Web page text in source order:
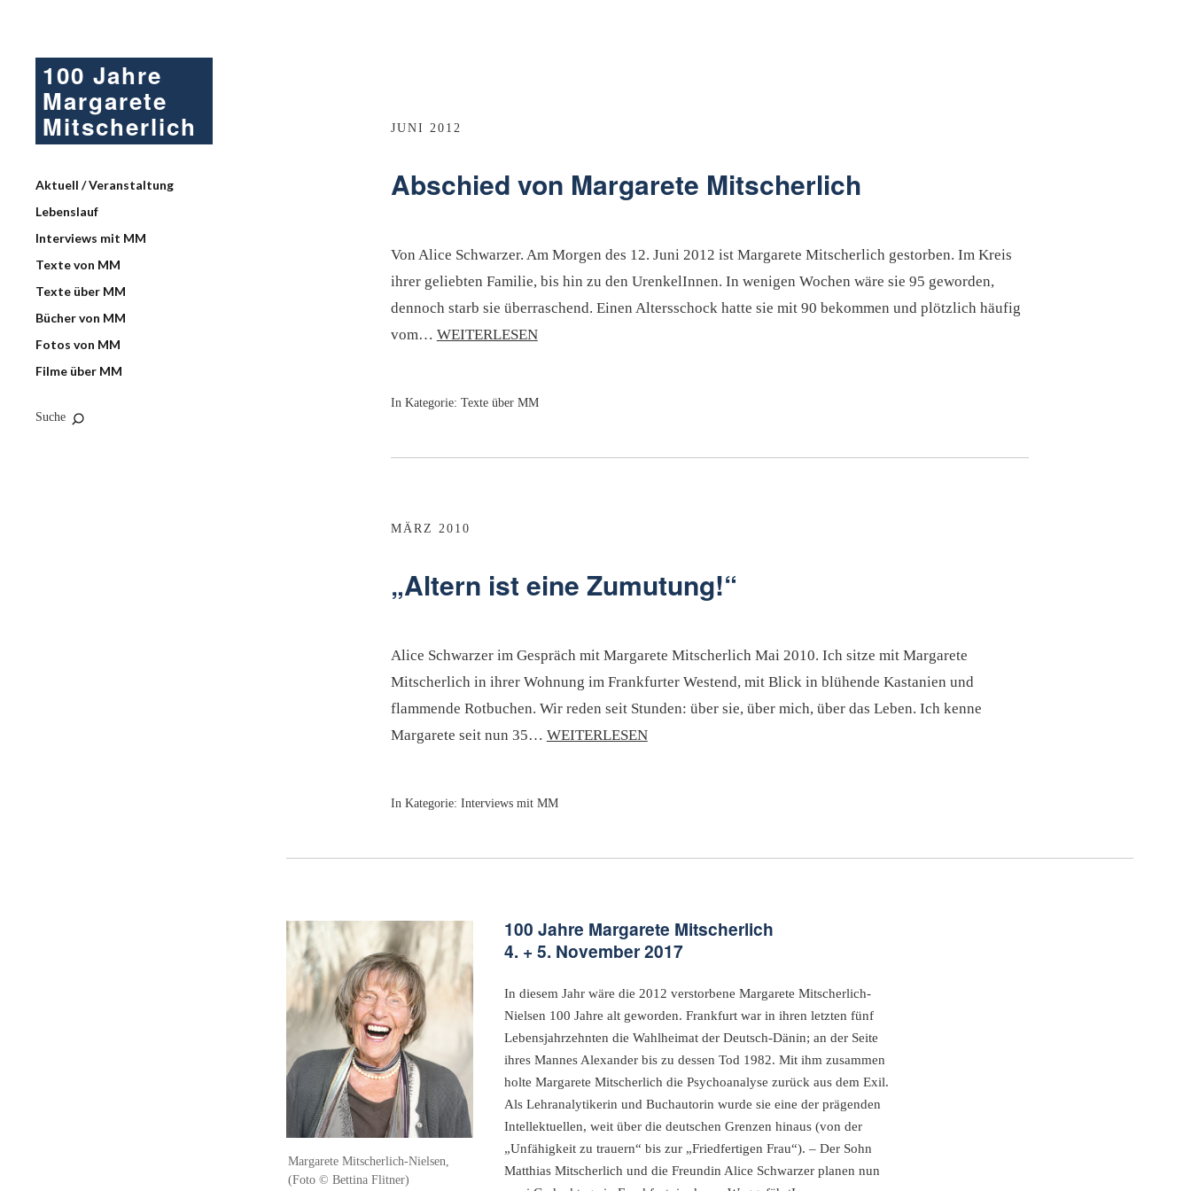
100 Jahre
Margarete
Mitscherlich
Aktuell / Veranstaltung
Lebenslauf
Interviews mit MM
Texte von MM
Texte über MM
Bücher von MM
Fotos von MM
Filme über MM
Suche
JUNI 2012
Abschied von Margarete Mitscherlich
Von Alice Schwarzer. Am Morgen des 12. Juni 2012 ist Margarete Mitscherlich gestorben. Im Kreis
ihrer geliebten Familie, bis hin zu den UrenkelInnen. In wenigen Wochen wäre sie 95 geworden,
dennoch starb sie überraschend. Einen Altersschock hatte sie mit 90 bekommen und plötzlich häufig
vom… WEITERLESEN
In Kategorie: Texte über MM
MÄRZ 2010
„Altern ist eine Zumutung!“
Alice Schwarzer im Gespräch mit Margarete Mitscherlich Mai 2010. Ich sitze mit Margarete
Mitscherlich in ihrer Wohnung im Frankfurter Westend, mit Blick in blühende Kastanien und
flammende Rotbuchen. Wir reden seit Stunden: über sie, über mich, über das Leben. Ich kenne
Margarete seit nun 35… WEITERLESEN
In Kategorie: Interviews mit MM
Margarete Mitscherlich-Nielsen,
(Foto © Bettina Flitner)
100 Jahre Margarete Mitscherlich
4. + 5. November 2017
In diesem Jahr wäre die 2012 verstorbene Margarete Mitscherlich-
Nielsen 100 Jahre alt geworden. Frankfurt war in ihren letzten fünf
Lebensjahrzehnten die Wahlheimat der Deutsch-Dänin; an der Seite
ihres Mannes Alexander bis zu dessen Tod 1982. Mit ihm zusammen
holte Margarete Mitscherlich die Psychoanalyse zurück aus dem Exil.
Als Lehranalytikerin und Buchautorin wurde sie eine der prägenden
Intellektuellen, weit über die deutschen Grenzen hinaus (von der
„Unfähigkeit zu trauern“ bis zur „Friedfertigen Frau“). – Der Sohn
Matthias Mitscherlich und die Freundin Alice Schwarzer planen nun